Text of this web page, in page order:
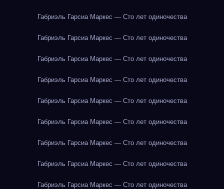
Габриэль Гарсиа Маркес — Сто лет одиночества
Габриэль Гарсиа Маркес — Сто лет одиночества
Габриэль Гарсиа Маркес — Сто лет одиночества
Габриэль Гарсиа Маркес — Сто лет одиночества
Габриэль Гарсиа Маркес — Сто лет одиночества
Габриэль Гарсиа Маркес — Сто лет одиночества
Габриэль Гарсиа Маркес — Сто лет одиночества
Габриэль Гарсиа Маркес — Сто лет одиночества
Габриэль Гарсиа Маркес — Сто лет одиночества